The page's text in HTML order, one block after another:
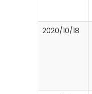
2020/10/18